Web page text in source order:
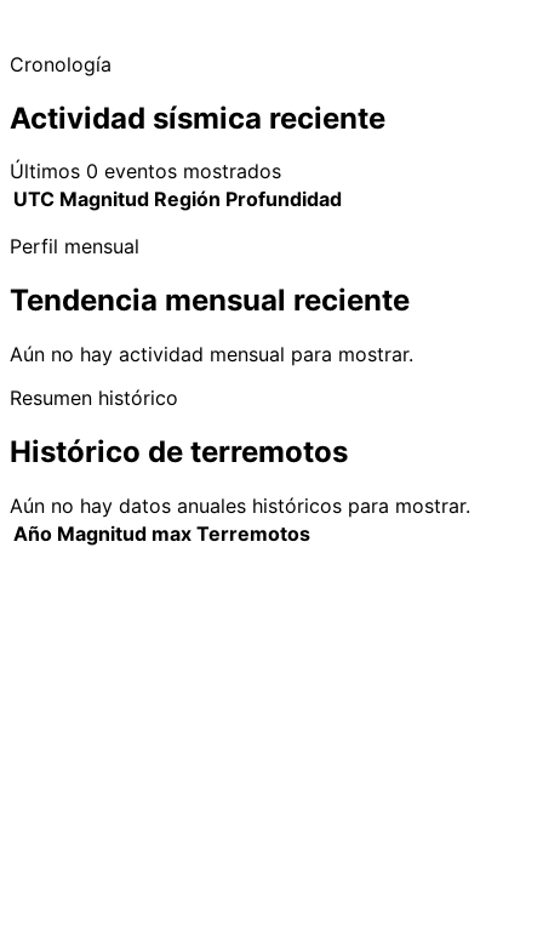
Cronología
Actividad sísmica reciente
Últimos 0 eventos mostrados
UTC Magnitud Región Profundidad
Perfil mensual
Tendencia mensual reciente
Aún no hay actividad mensual para mostrar.
Resumen histórico
Histórico de terremotos
Aún no hay datos anuales históricos para mostrar.
Año Magnitud max Terremotos